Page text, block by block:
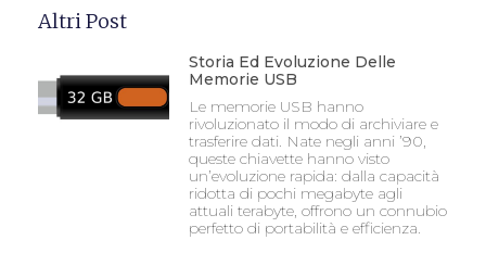
Altri Post
Storia Ed Evoluzione Delle
Memorie USB
Le memorie USB hanno
rivoluzionato il modo di archiviare e
trasferire dati. Nate negli anni ’90,
queste chiavette hanno visto
un’evoluzione rapida: dalla capacità
ridotta di pochi megabyte agli
attuali terabyte, offrono un connubio
perfetto di portabilità e efficienza.